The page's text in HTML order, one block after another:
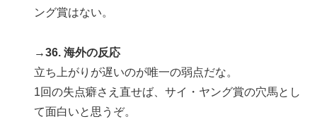
ング賞はない。
→36. 海外の反応
立ち上がりが遅いのが唯一の弱点だな。
1回の失点癖さえ直せば、サイ・ヤング賞の穴馬とし
て面白いと思うぞ。